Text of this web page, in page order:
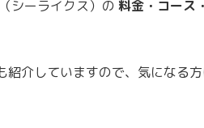
シーライクス）の 料金・コース
紹介していますので、気になる